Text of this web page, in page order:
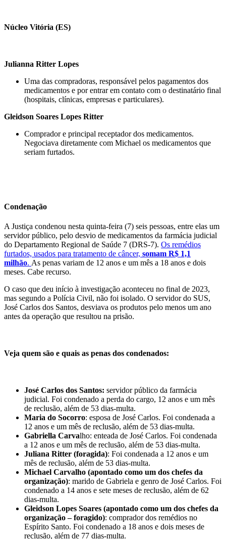
Núcleo Vitória (ES)
Julianna Ritter Lopes
Uma das compradoras, responsável pelos pagamentos dos
medicamentos e por entrar em contato com o destinatário final
(hospitais, clínicas, empresas e particulares).
Gleidson Soares Lopes Ritter
Comprador e principal receptador dos medicamentos.
Negociava diretamente com Michael os medicamentos que
seriam furtados.
Condenação
A Justiça condenou nesta quinta-feira (7) seis pessoas, entre elas um
servidor público, pelo desvio de medicamentos da farmácia judicial
do Departamento Regional de Saúde 7 (DRS-7). Os remédios
furtados, usados para tratamento de câncer, somam R$ 1,1
milhão. As penas variam de 12 anos e um mês a 18 anos e dois
meses. Cabe recurso.
O caso que deu início à investigação aconteceu no final de 2023,
mas segundo a Polícia Civil, não foi isolado. O servidor do SUS,
José Carlos dos Santos, desviava os produtos pelo menos um ano
antes da operação que resultou na prisão.
Veja quem são e quais as penas dos condenados:
José Carlos dos Santos: servidor público da farmácia
judicial. Foi condenado a perda do cargo, 12 anos e um mês
de reclusão, além de 53 dias-multa.
Maria do Socorro: esposa de José Carlos. Foi condenada a
12 anos e um mês de reclusão, além de 53 dias-multa.
Gabriella Carvalho: enteada de José Carlos. Foi condenada
a 12 anos e um mês de reclusão, além de 53 dias-multa.
Juliana Ritter (foragida): Foi condenada a 12 anos e um
mês de reclusão, além de 53 dias-multa.
Michael Carvalho (apontado como um dos chefes da
organização): marido de Gabriela e genro de José Carlos. Foi
condenado a 14 anos e sete meses de reclusão, além de 62
dias-multa.
Gleidson Lopes Soares (apontado como um dos chefes da
organização – foragido): comprador dos remédios no
Espírito Santo. Foi condenado a 18 anos e dois meses de
reclusão, além de 77 dias-multa.